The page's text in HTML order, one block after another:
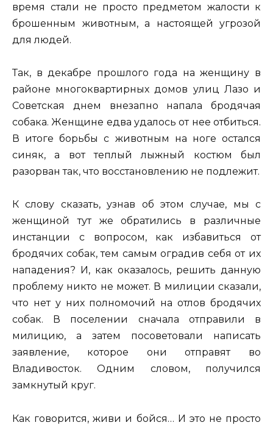
время стали не просто предметом жалости к
брошенным животным, а настоящей угрозой
для людей.
Так, в декабре прошлого года на женщину в
районе многоквартирных домов улиц Лазо и
Советская днем внезапно напала бродячая
собака. Женщине едва удалось от нее отбиться.
В итоге борьбы с животным на ноге остался
синяк, а вот теплый лыжный костюм был
разорван так, что восстановлению не подлежит.
К слову сказать, узнав об этом случае, мы с
женщиной тут же обратились в различные
инстанции с вопросом, как избавиться от
бродячих собак, тем самым оградив себя от их
нападения? И, как оказалось, решить данную
проблему никто не может. В милиции сказали,
что нет у них полномочий на отлов бродячих
собак. В поселении сначала отправили в
милицию, а затем посоветовали написать
заявление, которое они отправят во
Владивосток. Одним словом, получился
замкнутый круг.
Как говорится, живи и бойся… И это не просто